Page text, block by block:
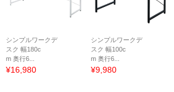
シンプルワークデ
スク 幅180c
m 奥行6...
¥16,980
シンプルワークデ
スク 幅100c
m 奥行6...
¥9,980